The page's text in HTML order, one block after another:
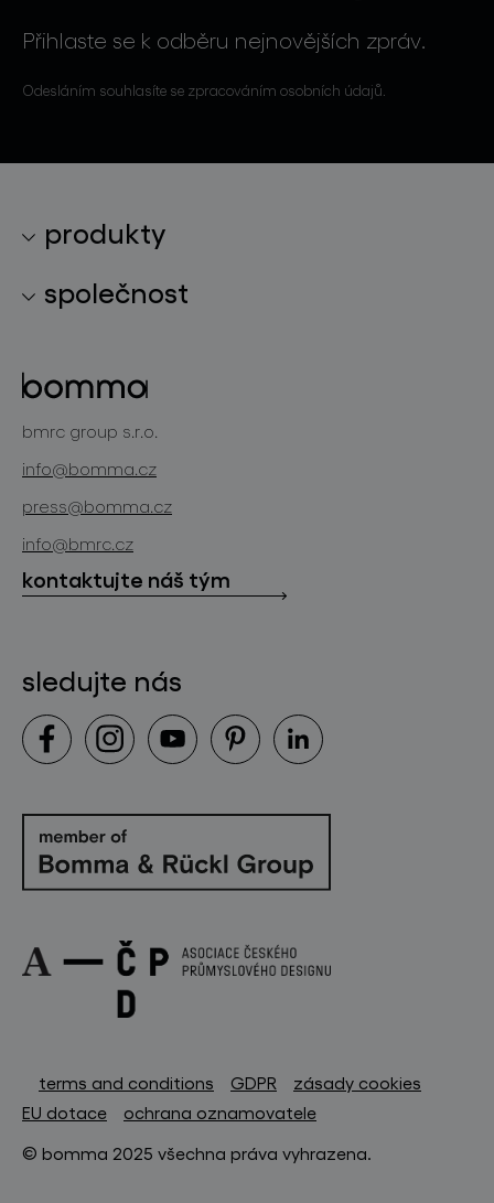
Přihlaste se k odběru nejnovějších zpráv.
Odesláním souhlasíte se zpracováním osobních údajů.
produkty
kolekce svítidel
bomma cullet
zakázková sklářská výroba
společnost
projekty
bmrc group s.r.o.
info@bomma.cz
press@bomma.cz
info@bmrc.cz
kontaktujte náš tým
sledujte nás
terms and conditions GDPR
zásady cookies
EU dotace
ochrana oznamovatele
© bomma 2025 všechna práva vyhrazena.